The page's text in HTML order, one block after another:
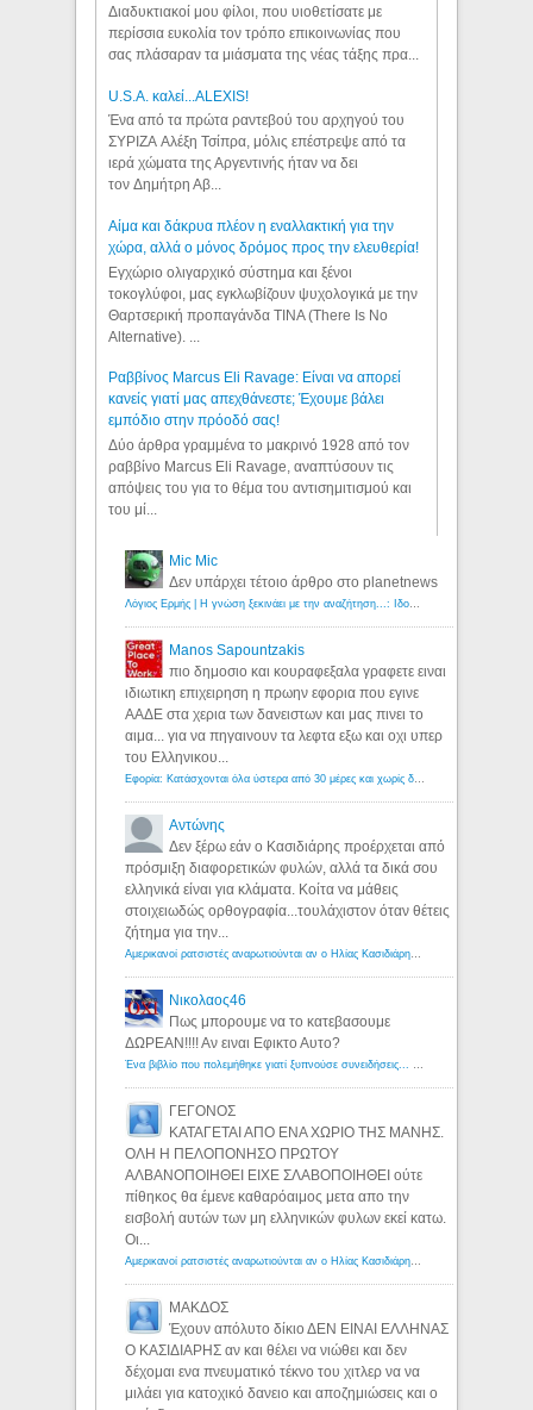
Διαδυκτιακοί μου φίλοι, που υιοθετίσατε με
περίσσια ευκολία τον τρόπο επικοινωνίας που
σας πλάσαραν τα μιάσματα της νέας τάξης πρα...
U.S.A. καλεί...ALEXIS!
Ένα από τα πρώτα ραντεβού του αρχηγού του
ΣΥΡΙΖΑ Αλέξη Τσίπρα, μόλις επέστρεψε από τα
ιερά χώματα της Αργεντινής ήταν να δει
τον Δημήτρη Αβ...
Αίμα και δάκρυα πλέον η εναλλακτική για την
χώρα, αλλά ο μόνος δρόμος προς την ελευθερία!
Εγχώριο ολιγαρχικό σύστημα και ξένοι
τοκογλύφοι, μας εγκλωβίζουν ψυχολογικά με την
Θαρτσερική προπαγάνδα TINA (There Is No
Alternative). ...
Ραββίνος Marcus Eli Ravage: Είναι να απορεί
κανείς γιατί μας απεχθάνεστε; Έχουμε βάλει
εμπόδιο στην πρόοδό σας!
Δύο άρθρα γραμμένα το μακρινό 1928 από τον
ραββίνο Marcus Eli Ravage, αναπτύσουν τις
απόψεις του για το θέμα του αντισημιτισμού και
του μί...
Mic Mic
Δεν υπάρχει τέτοιο άρθρο στο planetnews
Λόγιος Ερμής | Η γνώση ξεκινάει με την αναζήτηση...: Ιδού οι 18 που χρωστούν 11 δις ευρώ!
Manos Sapountzakis
πιο δημοσιο και κουραφεξαλα γραφετε ειναι
ιδιωτικη επιχειρηση η πρωην εφορια που εγινε
ΑΑΔΕ στα χερια των δανειστων και μας πινει το
αιμα... για να πηγαινουν τα λεφτα εξω και οχι υπερ
του Ελληνικου...
Εφορία: Κατάσχονται όλα ύστερα από 30 μέρες και χωρίς δικαστικές αποφάσεις - Λόγιος Ερμής
Αντώνης
Δεν ξέρω εάν ο Κασιδιάρης προέρχεται από
πρόσμιξη διαφορετικών φυλών, αλλά τα δικά σου
ελληνικά είναι για κλάματα. Κοίτα να μάθεις
στοιχειωδώς ορθογραφία...τουλάχιστον όταν θέτεις
ζήτημα για την...
Αμερικανοί ρατσιστές αναρωτιούνται αν ο Ηλίας Κασιδιάρης ανήκει στη λευκή φυλή... - Λόγιος Ερμής
Νικολαος46
Πως μπορουμε να το κατεβασουμε
ΔΩΡΕΑΝ!!!! Αν ειναι Εφικτο Αυτο?
Ένα βιβλίο που πολεμήθηκε γιατί ξυπνούσε συνειδήσεις... - Λόγιος Ερμής | Η γνώση ξεκινάει με την αναζήτηση...
ΓΕΓΟΝΟΣ
ΚΑΤΑΓΕΤΑΙ ΑΠΟ ΕΝΑ ΧΩΡΙΟ ΤΗΣ ΜΑΝΗΣ.
ΟΛΗ Η ΠΕΛΟΠΟΝΗΣΟ ΠΡΩΤΟΥ
ΑΛΒΑΝΟΠΟΙΗΘΕΙ ΕΙΧΕ ΣΛΑΒΟΠΟΙΗΘΕΙ ούτε
πίθηκος θα έμενε καθαρόαιμος μετα απο την
εισβολή αυτών των μη ελληνικών φυλων εκεί κατω.
Οι...
Αμερικανοί ρατσιστές αναρωτιούνται αν ο Ηλίας Κασιδιάρης ανήκει στη λευκή φυλή... - Λόγιος Ερμής
ΜΑΚΔΟΣ
Έχουν απόλυτο δίκιο ΔΕΝ ΕΙΝΑΙ ΕΛΛΗΝΑΣ
Ο ΚΑΣΙΔΙΑΡΗΣ αν και θέλει να νιώθει και δεν
δέχομαι ενα πνευματικό τέκνο του χιτλερ να να
μιλάει για κατοχικό δανειο και αποζημιώσεις και ο